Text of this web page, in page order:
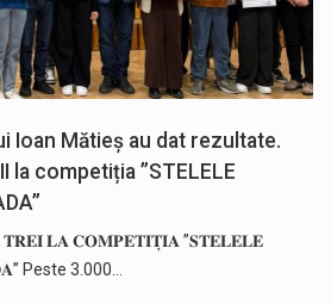
Ioan Mătieș au dat rezultate.
la competiția ”STELELE
𝐋𝐀 𝐂𝐎𝐌𝐏𝐄𝐓𝐈𝐓̦𝐈𝐀 ”𝐒𝐓𝐄𝐋𝐄𝐋𝐄
Peste 3.000…